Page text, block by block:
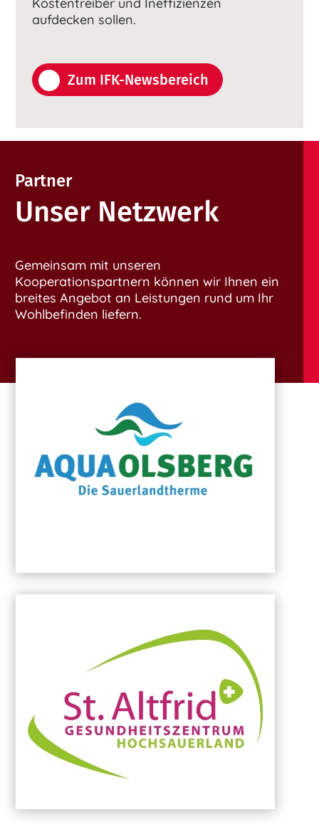
aufdecken sollen.
Zum IFK-Newsbereich
Partner
Unser Netzwerk
Gemeinsam mit unseren
Kooperationspartnern können wir Ihnen ein
breites Angebot an Leistungen rund um Ihr
Wohlbefinden liefern.